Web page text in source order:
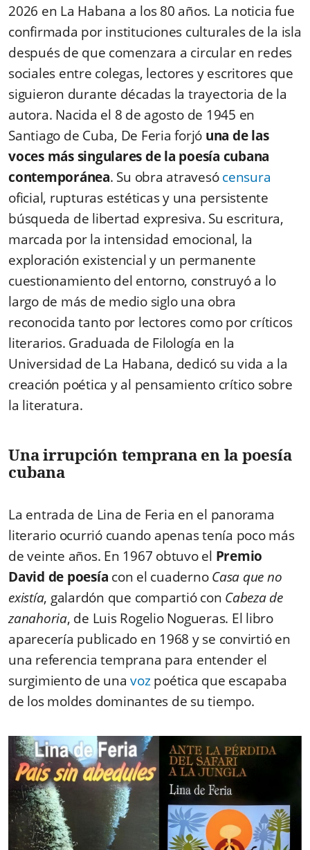
2026 en La Habana a los 80 años. La noticia fue
confirmada por instituciones culturales de la isla
después de que comenzara a circular en redes
sociales entre colegas, lectores y escritores que
siguieron durante décadas la trayectoria de la
autora. Nacida el 8 de agosto de 1945 en
Santiago de Cuba, De Feria forjó una de las
voces más singulares de la poesía cubana
contemporánea. Su obra atravesócensura
oficial, rupturas estéticas y una persistente
búsqueda de libertad expresiva. Su escritura,
marcada por la intensidad emocional, la
exploración existencial y un permanente
cuestionamiento del entorno, construyó a lo
largo de más de medio siglo una obra
reconocida tanto por lectores como por críticos
literarios. Graduada de Filología en la
Universidad de La Habana, dedicó su vida a la
creación poética y al pensamiento crítico sobre
la literatura.
Una irrupción temprana en la poesía
cubana
La entrada de Lina de Feria en el panorama
literario ocurrió cuando apenas tenía poco más
de veinte años. En 1967 obtuvo el Premio
David de poesía con el cuadernoCasa que no
existía, galardón que compartió con Cabeza de
zanahoria, de Luis Rogelio Nogueras. El libro
aparecería publicado en 1968 y se convirtió en
una referencia temprana para entender el
surgimiento de unavozpoética que escapaba
de los moldes dominantes de su tiempo.